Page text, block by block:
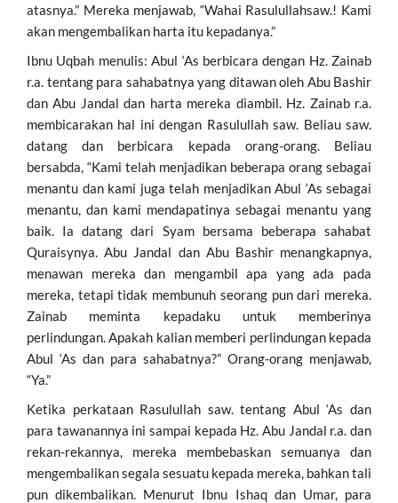
atasnya.” Mereka menjawab, “Wahai Rasulullahsaw.! Kami
akan mengembalikan harta itu kepadanya.”
Ibnu Uqbah menulis: Abul ‘As berbicara dengan Hz. Zainab
r.a. tentang para sahabatnya yang ditawan oleh Abu Bashir
dan Abu Jandal dan harta mereka diambil. Hz. Zainab r.a.
membicarakan hal ini dengan Rasulullah saw. Beliau saw.
datang dan berbicara kepada orang-orang. Beliau
bersabda, “Kami telah menjadikan beberapa orang sebagai
menantu dan kami juga telah menjadikan Abul ‘As sebagai
menantu, dan kami mendapatinya sebagai menantu yang
baik. Ia datang dari Syam bersama beberapa sahabat
Quraisynya. Abu Jandal dan Abu Bashir menangkapnya,
menawan mereka dan mengambil apa yang ada pada
mereka, tetapi tidak membunuh seorang pun dari mereka.
Zainab meminta kepadaku untuk memberinya
perlindungan. Apakah kalian memberi perlindungan kepada
Abul ‘As dan para sahabatnya?” Orang-orang menjawab,
“Ya.”
Ketika perkataan Rasulullah saw. tentang Abul ‘As dan
para tawanannya ini sampai kepada Hz. Abu Jandal r.a. dan
rekan-rekannya, mereka membebaskan semuanya dan
mengembalikan segala sesuatu kepada mereka, bahkan tali
pun dikembalikan. Menurut Ibnu Ishaq dan Umar, para